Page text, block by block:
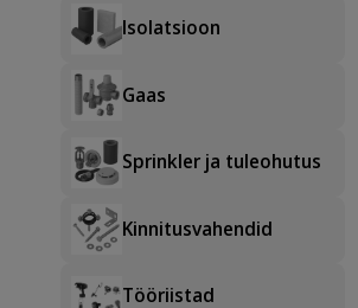
Isolatsioon
Gaas
Sprinkler ja tuleohutus
Kinnitusvahendid
Tööriistad